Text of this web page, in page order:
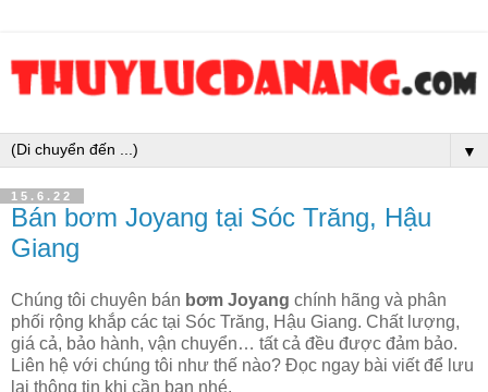
▼
15.6.22
Bán bơm Joyang tại Sóc Trăng, Hậu
Giang
Chúng tôi chuyên bán bơm Joyang chính hãng và phân
phối rộng khắp các tại Sóc Trăng, Hậu Giang. Chất lượng,
giá cả, bảo hành, vận chuyển… tất cả đều được đảm bảo.
Liên hệ với chúng tôi như thế nào? Đọc ngay bài viết để lưu
lại thông tin khi cần bạn nhé.